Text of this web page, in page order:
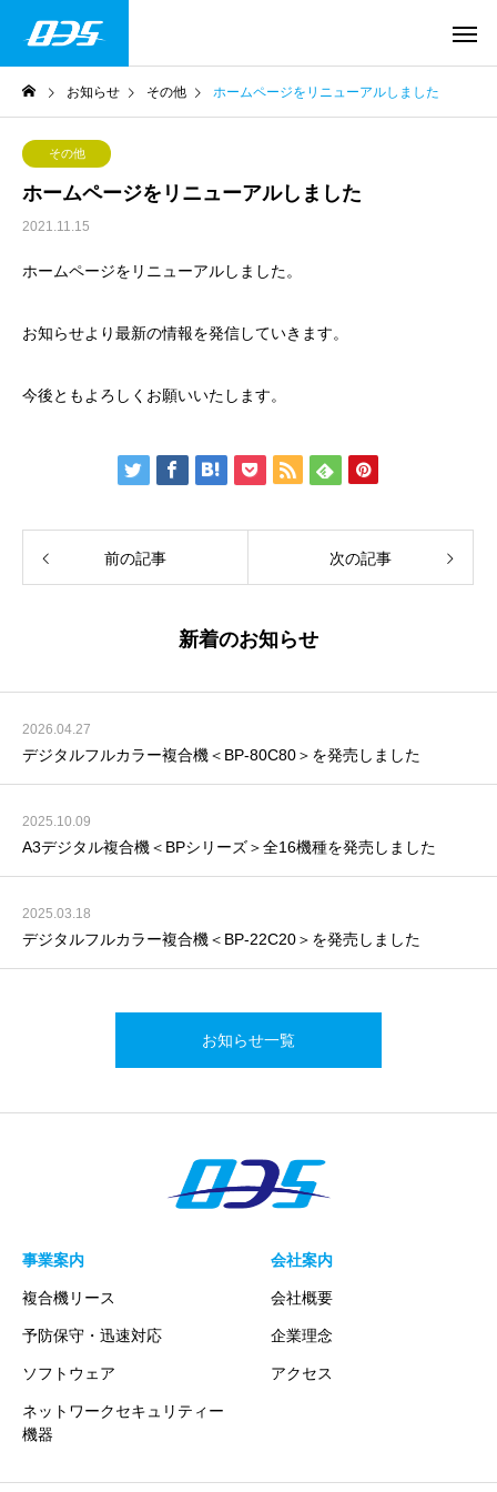
お知らせ その他 ホームページをリニューアルしました
その他
ホームページをリニューアルしました
2021.11.15
ホームページをリニューアルしました。
お知らせより最新の情報を発信していきます。
今後ともよろしくお願いいたします。
前の記事 次の記事
新着のお知らせ
2026.04.27
デジタルフルカラー複合機＜BP-80C80＞を発売しました
2025.10.09
A3デジタル複合機＜BPシリーズ＞全16機種を発売しました
2025.03.18
デジタルフルカラー複合機＜BP-22C20＞を発売しました
お知らせ一覧
事業案内
複合機リース
予防保守・迅速対応
ソフトウェア
ネットワークセキュリティー
機器
会社案内
会社概要
企業理念
アクセス